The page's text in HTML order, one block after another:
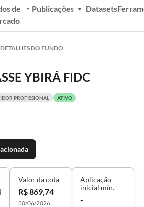
de
Publicações Datasets
DETALHES DO FUNDO
YBIRÁ FIDC
PROFISSIONAL ATIVO
Valor da cota
R$ 869,74
30/06/2026
Aplicação
inicial mín.
-